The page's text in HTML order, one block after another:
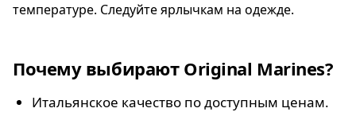
температуре. Следуйте ярлычкам на одежде.
Почему выбирают Original Marines?
Итальянское качество по доступным ценам.